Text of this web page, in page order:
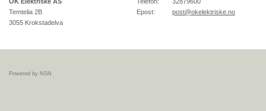
Temtelia 2B
3055 Krokstadelva
Epost:
post@okelektriske.no
Powered by NSN